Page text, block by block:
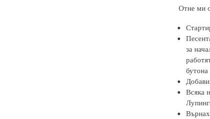
Отне ми
за
Всяка
Върнах